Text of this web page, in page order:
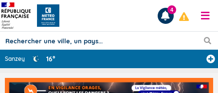
Prévisions
4
Sanzey 16°